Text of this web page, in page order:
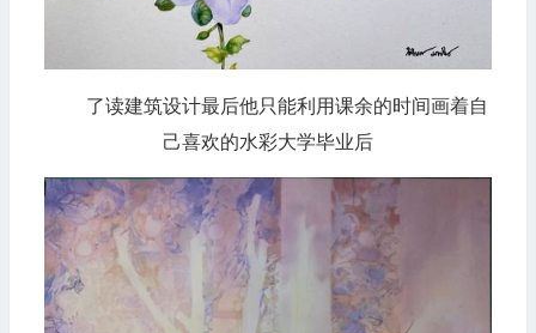
了读建筑设计最后他只能利用课余的时间画着自
己喜欢的水彩大学毕业后